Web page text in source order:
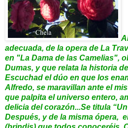
adecuada, de la opera de La
en "La Dama de las Camelias",
Dumas, y que relata la historia
Escuchad el dúo en que los
Alfredo, se maravillan ante el
que palpita el universo entero,
delicia del corazón...Se titula
Después, y de la misma ópera,